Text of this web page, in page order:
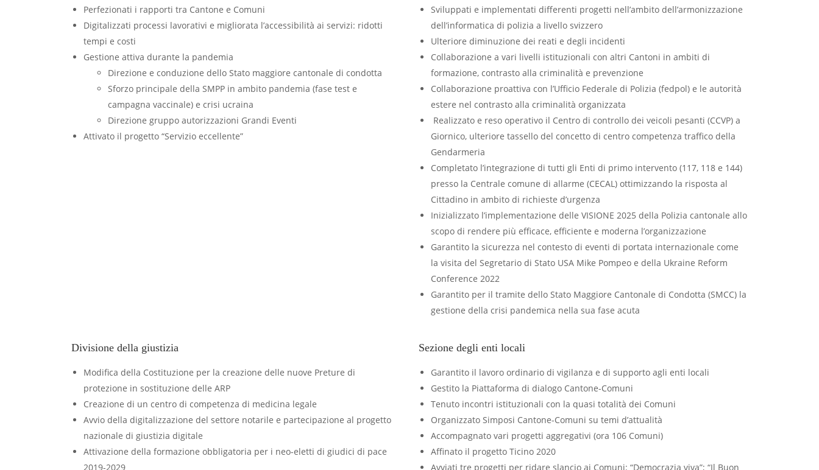
Perfezionati i rapporti tra Cantone e Comuni
Digitalizzati processi lavorativi e migliorata l’accessibilità ai servizi: ridotti
tempi e costi
Gestione attiva durante la pandemia
Direzione e conduzione dello Stato maggiore cantonale di condotta
Sforzo principale della SMPP in ambito pandemia (fase test e
campagna vaccinale) e crisi ucraina
Direzione gruppo autorizzazioni Grandi Eventi
Attivato il progetto “Servizio eccellente”
Sviluppati e implementati differenti progetti nell’ambito dell’armonizzazione
dell’informatica di polizia a livello svizzero
Ulteriore diminuzione dei reati e degli incidenti
Collaborazione a vari livelli istituzionali con altri Cantoni in ambiti di
formazione, contrasto alla criminalità e prevenzione
Collaborazione proattiva con l’Ufficio Federale di Polizia (fedpol) e le autorità
estere nel contrasto alla criminalità organizzata
Realizzato e reso operativo il Centro di controllo dei veicoli pesanti (CCVP) a
Giornico, ulteriore tassello del concetto di centro competenza traffico della
Gendarmeria
Completato l’integrazione di tutti gli Enti di primo intervento (117, 118 e 144)
presso la Centrale comune di allarme (CECAL) ottimizzando la risposta al
Cittadino in ambito di richieste d’urgenza
Inizializzato l’implementazione delle VISIONE 2025 della Polizia cantonale allo
scopo di rendere più efficace, efficiente e moderna l’organizzazione
Garantito la sicurezza nel contesto di eventi di portata internazionale come
la visita del Segretario di Stato USA Mike Pompeo e della Ukraine Reform
Conference 2022
Garantito per il tramite dello Stato Maggiore Cantonale di Condotta (SMCC) la
gestione della crisi pandemica nella sua fase acuta
Divisione della giustizia
Modifica della Costituzione per la creazione delle nuove Preture di
protezione in sostituzione delle ARP
Creazione di un centro di competenza di medicina legale
Avvio della digitalizzazione del settore notarile e partecipazione al progetto
nazionale di giustizia digitale
Attivazione della formazione obbligatoria per i neo-eletti di giudici di pace
2019-2029
Sezione degli enti locali
Garantito il lavoro ordinario di vigilanza e di supporto agli enti locali
Gestito la Piattaforma di dialogo Cantone-Comuni
Tenuto incontri istituzionali con la quasi totalità dei Comuni
Organizzato Simposi Cantone-Comuni su temi d’attualità
Accompagnato vari progetti aggregativi (ora 106 Comuni)
Affinato il progetto Ticino 2020
Avviati tre progetti per ridare slancio ai Comuni: “Democrazia viva”; “Il Buon